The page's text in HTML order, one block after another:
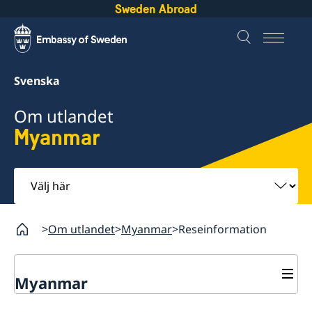
Sweden Abroad
Svenska
Om utlandet
Myanmar
Välj
här
Om utlandet Myanmar Reseinformation
Myanmar